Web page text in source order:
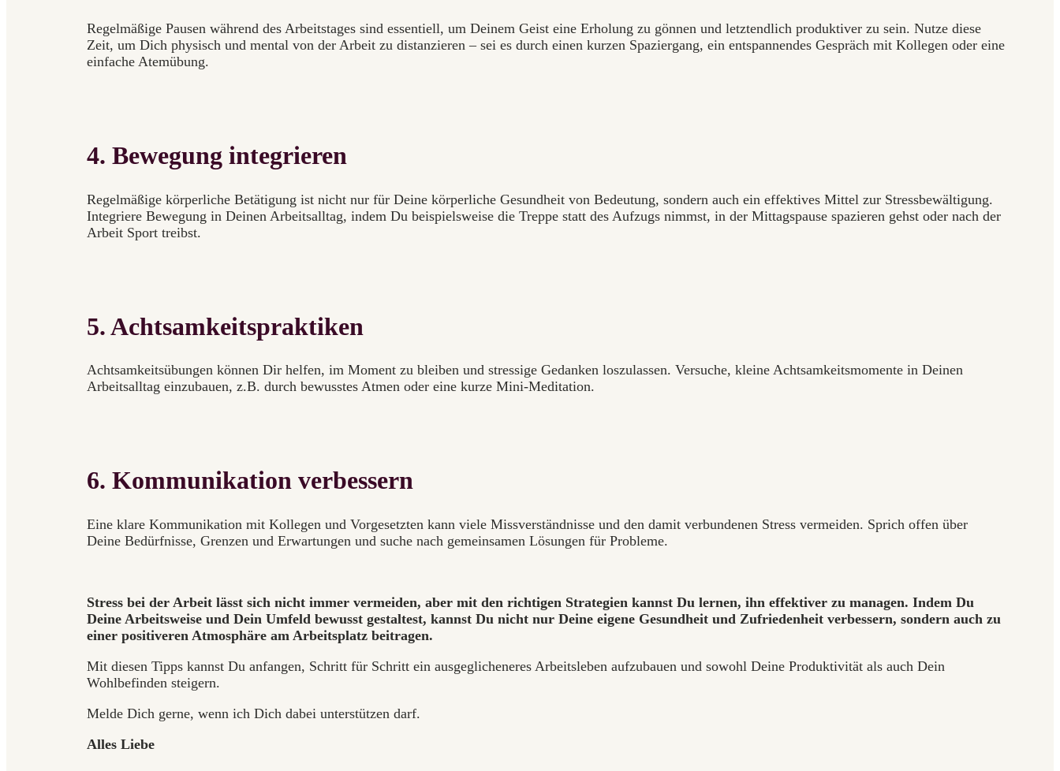
Regelmäßige Pausen während des Arbeitstages sind essentiell, um Deinem Geist eine Erholung zu gönnen und letztendlich produktiver zu sein. Nutze diese
Zeit, um Dich physisch und mental von der Arbeit zu distanzieren – sei es durch einen kurzen Spaziergang, ein entspannendes Gespräch mit Kollegen oder eine
einfache Atemübung.
4. Bewegung integrieren
Regelmäßige körperliche Betätigung ist nicht nur für Deine körperliche Gesundheit von Bedeutung, sondern auch ein effektives Mittel zur Stressbewältigung.
Integriere Bewegung in Deinen Arbeitsalltag, indem Du beispielsweise die Treppe statt des Aufzugs nimmst, in der Mittagspause spazieren gehst oder nach der
Arbeit Sport treibst.
5. Achtsamkeitspraktiken
Achtsamkeitsübungen können Dir helfen, im Moment zu bleiben und stressige Gedanken loszulassen. Versuche, kleine Achtsamkeitsmomente in Deinen
Arbeitsalltag einzubauen, z.B. durch bewusstes Atmen oder eine kurze Mini-Meditation.
6. Kommunikation verbessern
Eine klare Kommunikation mit Kollegen und Vorgesetzten kann viele Missverständnisse und den damit verbundenen Stress vermeiden. Sprich offen über
Deine Bedürfnisse, Grenzen und Erwartungen und suche nach gemeinsamen Lösungen für Probleme.
Stress bei der Arbeit lässt sich nicht immer vermeiden, aber mit den richtigen Strategien kannst Du lernen, ihn effektiver zu managen. Indem Du
Deine Arbeitsweise und Dein Umfeld bewusst gestaltest, kannst Du nicht nur Deine eigene Gesundheit und Zufriedenheit verbessern, sondern auch zu
einer positiveren Atmosphäre am Arbeitsplatz beitragen.
Mit diesen Tipps kannst Du anfangen, Schritt für Schritt ein ausgeglicheneres Arbeitsleben aufzubauen und sowohl Deine Produktivität als auch Dein
Wohlbefinden steigern.
Melde Dich gerne, wenn ich Dich dabei unterstützen darf.
Alles Liebe